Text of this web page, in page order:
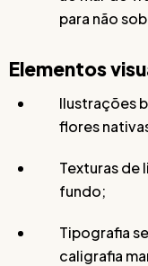
para não
Elementos
Ilustrações
flores
Texturas de
fundo;
Tipografia
caligrafia